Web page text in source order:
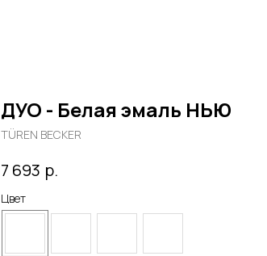
ДУО - Белая эмаль НЬЮ
TÜREN BECKER
7 693 р.
Цвет